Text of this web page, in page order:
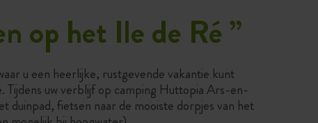
op het Ile de Ré”
u een heerlijke, rustgevende vakantie kunt
Tijdens uw verblijf op camping Huttopia Ars-en-
duinpad, fietsen naar de mooiste dorpjes van het